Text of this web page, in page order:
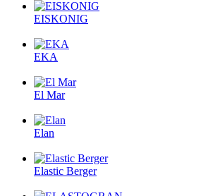
EISKONIG
EKA
El Mar
Elan
Elastic Berger